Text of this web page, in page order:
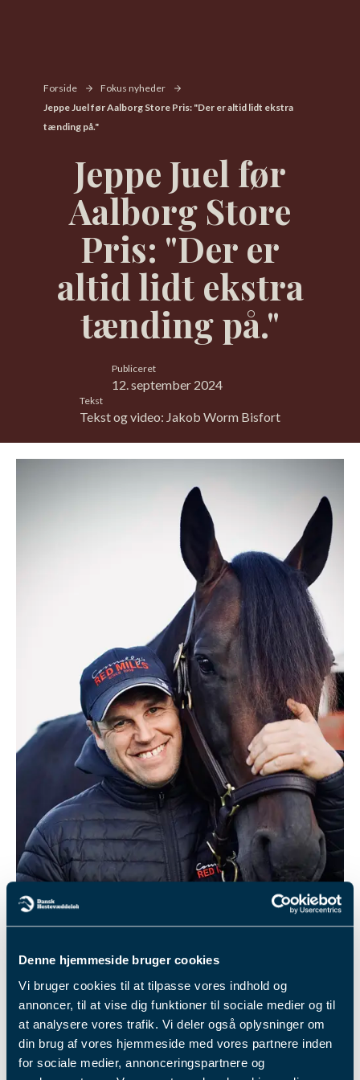
Denne hjemmeside bruger cookies
Vi bruger cookies til at tilpasse vores indhold og
annoncer, til at vise dig funktioner til sociale medier og til
at analysere vores trafik. Vi deler også oplysninger om
din brug af vores hjemmeside med vores partnere inden
for sociale medier, annonceringspartnere og
Forside
Fokus nyheder
Jeppe Juel før Aalborg Store Pris: "Der er altid lidt ekstra
tænding på."
Jeppe Juel før
Aalborg Store
Pris: "Der er
altid lidt ekstra
tænding på."
Publiceret
12. september 2024
Tekst
Tekst og video: Jakob Worm Bisfort
Jeppe Juel og Icebreaker
Jeppe Juel før
Aalborg Store
Pris: Der er altid